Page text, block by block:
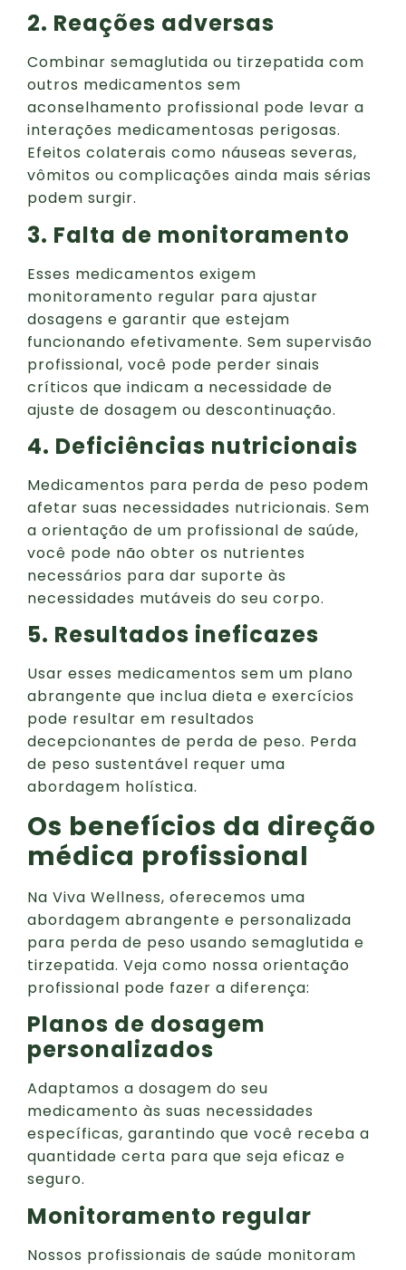
2. Reações adversas
Combinar semaglutida ou tirzepatida com
outros medicamentos sem
aconselhamento profissional pode levar a
interações medicamentosas perigosas.
Efeitos colaterais como náuseas severas,
vômitos ou complicações ainda mais sérias
podem surgir.
3. Falta de monitoramento
Esses medicamentos exigem
monitoramento regular para ajustar
dosagens e garantir que estejam
funcionando efetivamente. Sem supervisão
profissional, você pode perder sinais
críticos que indicam a necessidade de
ajuste de dosagem ou descontinuação.
4. Deficiências nutricionais
Medicamentos para perda de peso podem
afetar suas necessidades nutricionais. Sem
a orientação de um profissional de saúde,
você pode não obter os nutrientes
necessários para dar suporte às
necessidades mutáveis do seu corpo.
5. Resultados ineficazes
Usar esses medicamentos sem um plano
abrangente que inclua dieta e exercícios
pode resultar em resultados
decepcionantes de perda de peso. Perda
de peso sustentável requer uma
abordagem holística.
Os benefícios da direção
médica profissional
Na Viva Wellness, oferecemos uma
abordagem abrangente e personalizada
para perda de peso usando semaglutida e
tirzepatida. Veja como nossa orientação
profissional pode fazer a diferença:
Planos de dosagem
personalizados
Adaptamos a dosagem do seu
medicamento às suas necessidades
específicas, garantindo que você receba a
quantidade certa para que seja eficaz e
seguro.
Monitoramento regular
Nossos profissionais de saúde monitoram